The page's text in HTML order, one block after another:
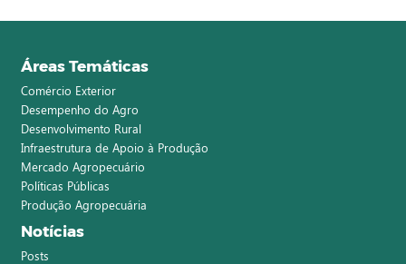
Áreas Temáticas
Comércio Exterior
Desempenho do Agro
Desenvolvimento Rural
Infraestrutura de Apoio à Produção
Mercado Agropecuário
Políticas Públicas
Produção Agropecuária
Notícias
Posts